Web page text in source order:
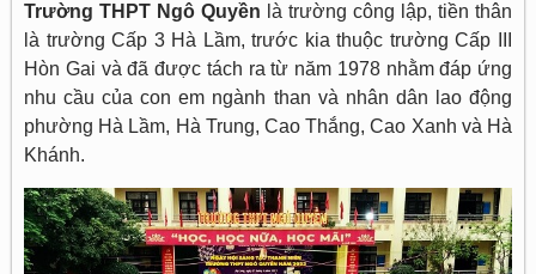
Trường THPT Ngô Quyền là trường công lập, tiền thân
là trường Cấp 3 Hà Lầm, trước kia thuộc trường Cấp III
Hòn Gai và đã được tách ra từ năm 1978 nhằm đáp ứng
nhu cầu của con em ngành than và nhân dân lao động
phường Hà Lầm, Hà Trung, Cao Thắng, Cao Xanh và Hà
Khánh.